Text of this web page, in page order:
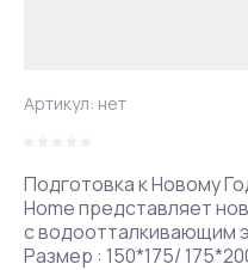
Артикул: нет
Подготовка к Новому
Home представляет
с водоотталкивающим
Размер : 150*175/